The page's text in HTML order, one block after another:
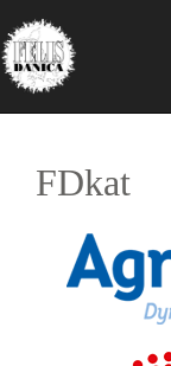
FDkat